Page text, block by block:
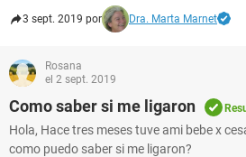
3 sept. 2019 por Dra. Marta Marnet
Rosana
el 2 sept. 2019
Como saber si me ligaron
Hola, Hace tres meses tuve ami bebe x
como puedo saber si me ligaron?